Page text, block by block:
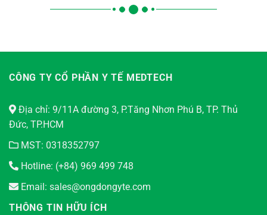
CÔNG TY CỔ PHẦN Y TẾ MEDTECH
Địa chỉ: 9/11A đường 3, P.Tăng Nhơn Phú B, TP. Thủ
Đức, TP.HCM
MST: 0318352797
Hotline: (+84) 969 499 748
Email: sales@ongdongyte.com
THÔNG TIN HỮU ÍCH